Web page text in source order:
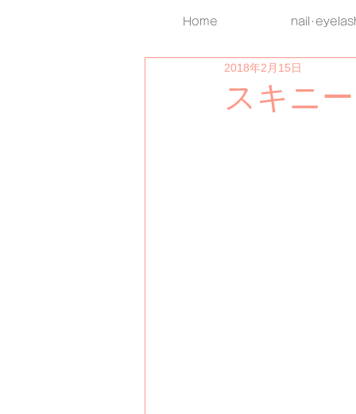
Home nail･
スキニ
2018年2月15日